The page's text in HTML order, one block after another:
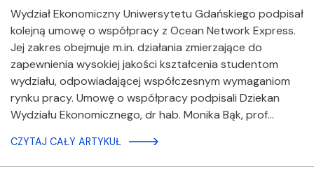
Wydział Ekonomiczny Uniwersytetu Gdańskiego podpisał
kolejną umowę o współpracy z Ocean Network Express.
Jej zakres obejmuje m.in. działania zmierzające do
zapewnienia wysokiej jakości kształcenia studentom
wydziału, odpowiadającej współczesnym wymaganiom
rynku pracy. Umowę o współpracy podpisali Dziekan
Wydziału Ekonomicznego, dr hab. Monika Bąk, prof…
CZYTAJ CAŁY ARTYKUŁ